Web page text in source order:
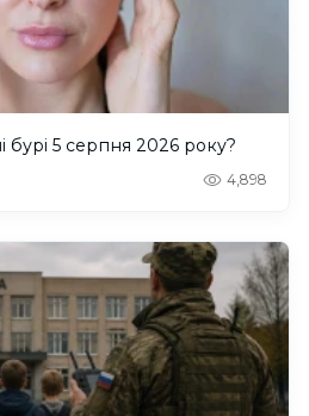
бурі 5 серпня 2026 року?
4,898